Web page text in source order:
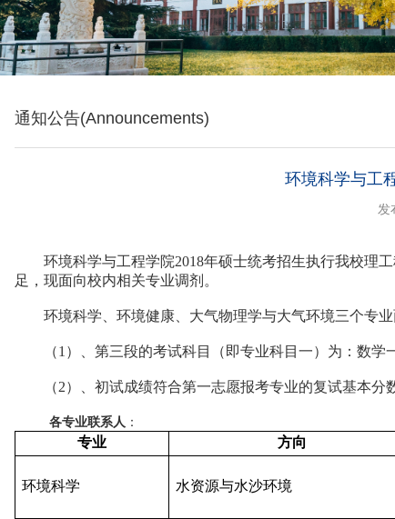
通知公告(Announcements)
环境科学与工
发
环境科学与工程学院2018年硕士统考招生执行我校理
足，现面向校内相关专业调剂。
环境科学、环境健康、大气物理学与大气环境三个专
（1）、第三段的考试科目（即专业科目一）为：数学
（2）、初试成绩符合第一志愿报考专业的复试基本分
各专业联系人 ：
专业 方向
环境科学 水资源与水沙环境